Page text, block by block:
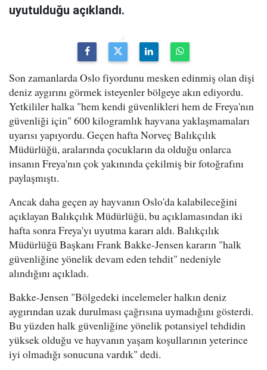
uyutulduğu açıklandı.
Son zamanlarda Oslo fiyordunu mesken edinmiş olan dişi
deniz aygırını görmek isteyenler bölgeye akın ediyordu.
Yetkililer halka "hem kendi güvenlikleri hem de Freya'nın
güvenliği için" 600 kilogramlık hayvana yaklaşmamaları
uyarısı yapıyordu. Geçen hafta Norveç Balıkçılık
Müdürlüğü, aralarında çocukların da olduğu onlarca
insanın Freya'nın çok yakınında çekilmiş bir fotoğrafını
paylaşmıştı.
Ancak daha geçen ay hayvanın Oslo'da kalabileceğini
açıklayan Balıkçılık Müdürlüğü, bu açıklamasından iki
hafta sonra Freya'yı uyutma kararı aldı. Balıkçılık
Müdürlüğü Başkanı Frank Bakke-Jensen kararın "halk
güvenliğine yönelik devam eden tehdit" nedeniyle
alındığını açıkladı.
Bakke-Jensen "Bölgedeki incelemeler halkın deniz
aygırından uzak durulması çağrısına uymadığını gösterdi.
Bu yüzden halk güvenliğine yönelik potansiyel tehdidin
yüksek olduğu ve hayvanın yaşam koşullarının yeterince
iyi olmadığı sonucuna vardık" dedi.